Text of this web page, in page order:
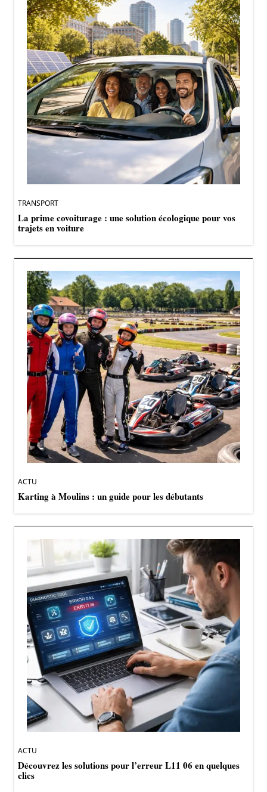
TRANSPORT
La prime covoiturage : une solution écologique pour vos
trajets en voiture
ACTU
Karting à Moulins : un guide pour les débutants
ACTU
Découvrez les solutions pour l’erreur L11 06 en quelques
clics